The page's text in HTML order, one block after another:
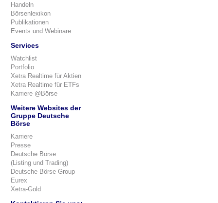
Handeln
Börsenlexikon
Publikationen
Events und Webinare
Services
Watchlist
Portfolio
Xetra Realtime für Aktien
Xetra Realtime für ETFs
Karriere @Börse
Weitere Websites der
Gruppe Deutsche
Börse
Karriere
Presse
Deutsche Börse
(Listing und Trading)
Deutsche Börse Group
Eurex
Xetra-Gold